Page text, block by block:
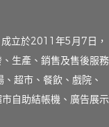
立於2011年5月7日，
生產、銷售及售後服務
超市、餐飲、戲院、
市自助結帳機、廣告展示